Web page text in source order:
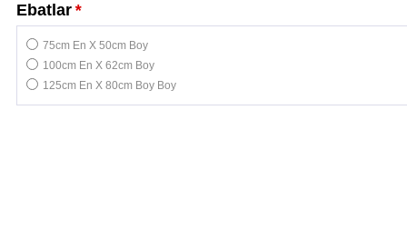
*
Ebatlar
75cm En X 50cm Boy
100cm En X 62cm Boy
125cm En X 80cm Boy Boy